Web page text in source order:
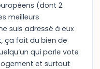
(dont 2
meilleurs
suis adressé à eux
ça fait du bien de
qui parle vote
et surtout